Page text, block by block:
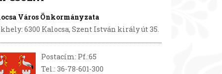
Város Önkormányzata
6300 Kalocsa, Szent István király út 35.
Postacím: Pf.:65
Tel.: 36-78-601-300